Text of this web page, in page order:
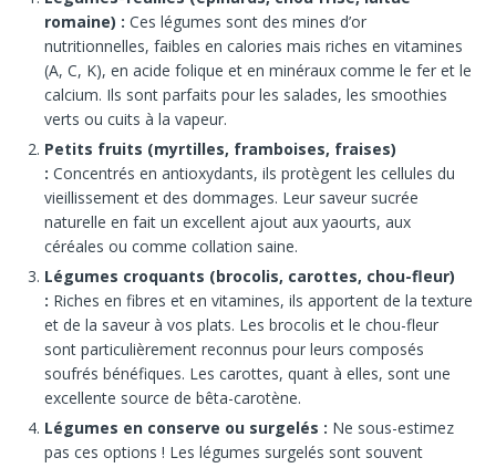
romaine) : Ces légumes sont des mines d’or
nutritionnelles, faibles en calories mais riches en vitamines
(A, C, K), en acide folique et en minéraux comme le fer et le
calcium. Ils sont parfaits pour les salades, les smoothies
verts ou cuits à la vapeur.
Petits fruits (myrtilles, framboises, fraises)
: Concentrés en antioxydants, ils protègent les cellules du
vieillissement et des dommages. Leur saveur sucrée
naturelle en fait un excellent ajout aux yaourts, aux
céréales ou comme collation saine.
Légumes croquants (brocolis, carottes, chou-fleur)
: Riches en fibres et en vitamines, ils apportent de la texture
et de la saveur à vos plats. Les brocolis et le chou-fleur
sont particulièrement reconnus pour leurs composés
soufrés bénéfiques. Les carottes, quant à elles, sont une
excellente source de bêta-carotène.
Légumes en conserve ou surgelés : Ne sous-estimez
pas ces options ! Les légumes surgelés sont souvent